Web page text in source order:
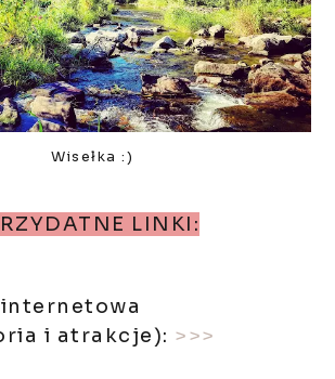
Wisełka :)
LINKI:
i atrakcje): >>>